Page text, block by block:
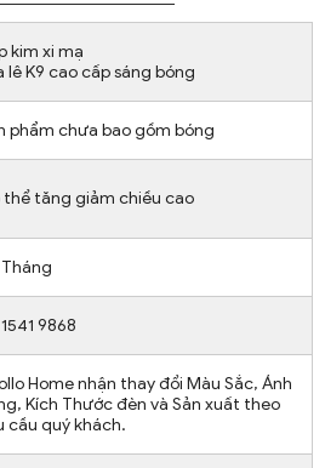
kim xi mạ
lê K9 cao cấp sáng bóng
phẩm chưa bao gồm bóng
thể tăng giảm chiều cao
9868
Home nhận thay đổi Màu Sắc, Ánh
Kích Thước đèn và Sản xuất theo
cầu quý khách.